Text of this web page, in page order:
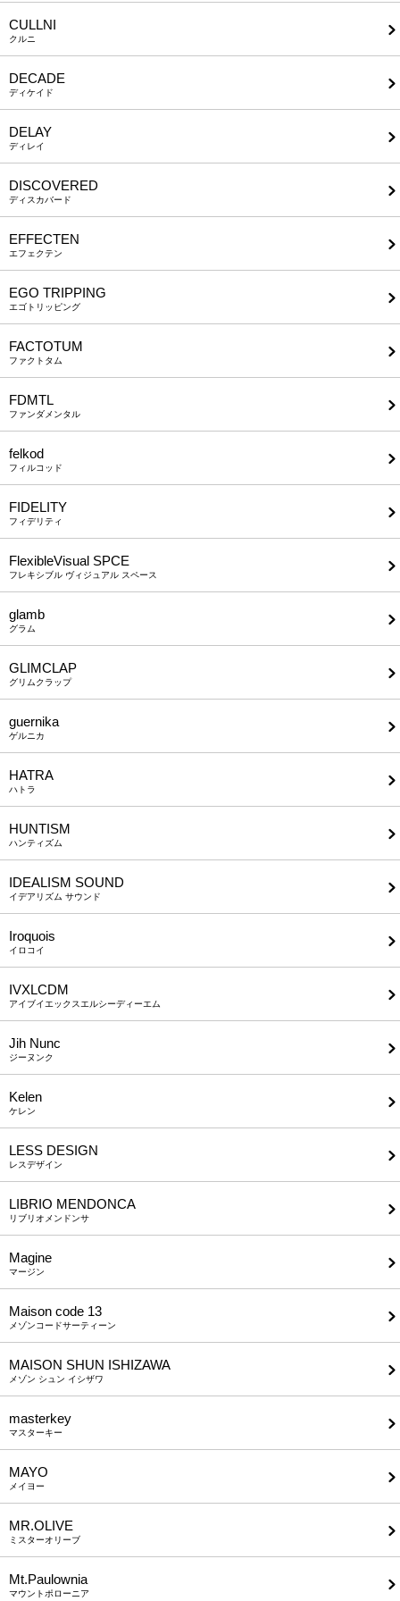
CULLNI
クルニ
DECADE
ディケイド
DELAY
ディレイ
DISCOVERED
ディスカバード
EFFECTEN
エフェクテン
EGO TRIPPING
エゴトリッピング
FACTOTUM
ファクトタム
FDMTL
ファンダメンタル
felkod
フィルコッド
FIDELITY
フィデリティ
FlexibleVisual SPCE
フレキシブル ヴィジュアル スペース
glamb
グラム
GLIMCLAP
グリムクラップ
guernika
ゲルニカ
HATRA
ハトラ
HUNTISM
ハンティズム
IDEALISM SOUND
イデアリズム サウンド
Iroquois
イロコイ
IVXLCDM
アイブイエックスエルシーディーエム
Jih Nunc
ジーヌンク
Kelen
ケレン
LESS DESIGN
レスデザイン
LIBRIO MENDONCA
リブリオメンドンサ
Magine
マージン
Maison code 13
メゾンコードサーティーン
MAISON SHUN ISHIZAWA
メゾン シュン イシザワ
masterkey
マスターキー
MAYO
メイヨー
MR.OLIVE
ミスターオリーブ
Mt.Paulownia
マウントポローニア